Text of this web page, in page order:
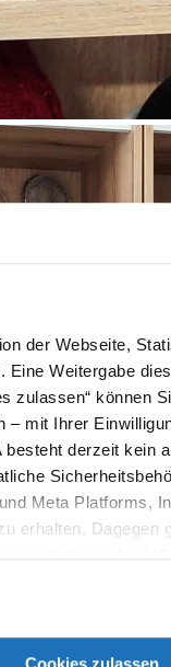
der Webseite,
Eine Weitergabe
zulassen“ können
– mit Ihrer
derzeit kein
Meta Platforms,
erhalten.
an
Deaktivierung